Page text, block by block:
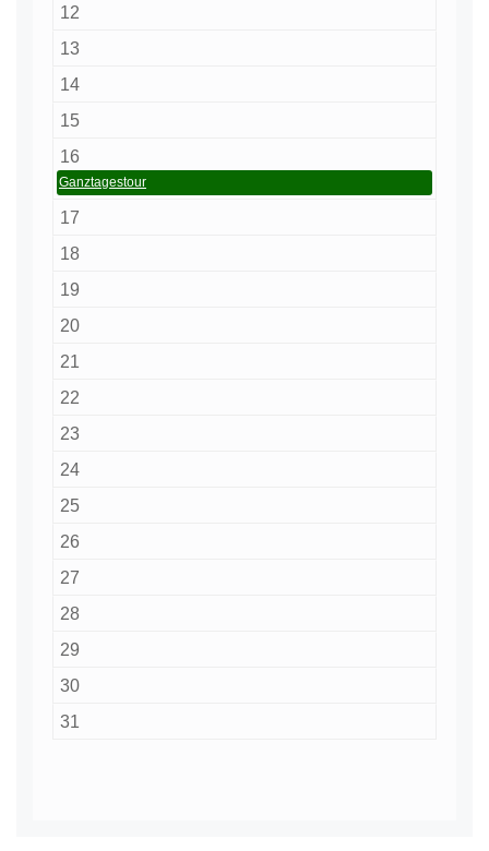
12
13
14
15
16
Ganztagestour
17
18
19
20
21
22
23
24
25
26
27
28
29
30
31